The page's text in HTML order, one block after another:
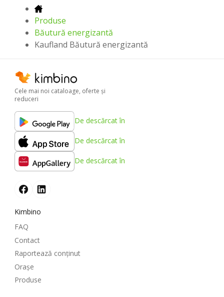
Produse
Băutură energizantă
Kaufland Băutură energizantă
Cele mai noi cataloage, oferte şi
reduceri
De descărcat în
De descărcat în
De descărcat în
Kimbino
FAQ
Contact
Raportează conținut
Oraşe
Produse